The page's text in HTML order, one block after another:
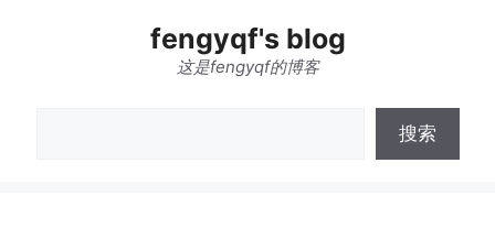
fengyqf's blog
这是fengyqf的博客
搜索